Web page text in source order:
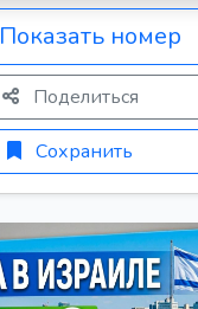
Показать номер
Поделиться
Сохранить